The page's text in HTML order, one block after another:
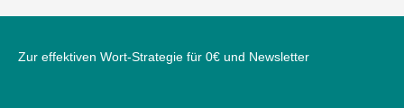
Zur effektiven Wort-Strategie für 0€ und Newsletter